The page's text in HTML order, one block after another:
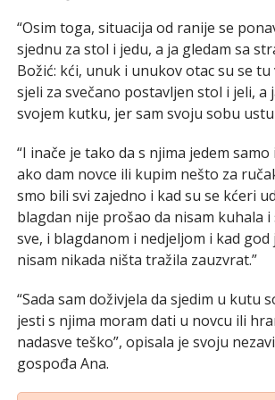
“Osim toga, situacija od ranije se
sjednu za stol i jedu, a ja gledam sa
Božić: kći, unuk i unukov otac su se
sjeli za svečano postavljen stol i jeli, a
svojem kutku, jer sam svoju sobu
“I inače je tako da s njima jedem
ako dam novce ili kupim nešto za
smo bili svi zajedno i kad su se kćeri
blagdan nije prošao da nisam kuhala i
sve, i blagdanom i nedjeljom i kad god
nisam nikada ništa tražila zauzvrat.”
“Sada sam doživjela da sjedim u kutu
jesti s njima moram dati u novcu ili
nadasve teško”, opisala je svoju
gospođa Ana.